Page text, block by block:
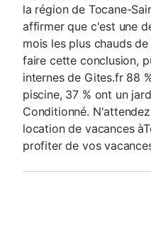
la région de Tocane-
affirmer que c'est une
mois les plus chauds
faire cette conclusion,
internes de Gites.fr 88
piscine, 37 % ont un
Conditionné.
location de vacances
profiter de vos